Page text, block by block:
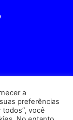
a
preferências
todos”, você